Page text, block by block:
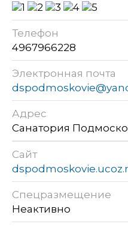
Телефон
4967966228
Электронная почта
Адрес
Санатория
Сайт
Спецразмещение
Неактивно